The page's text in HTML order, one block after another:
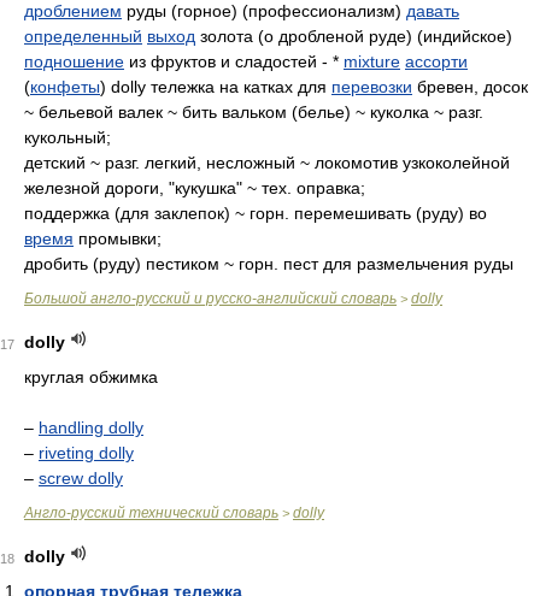
дроблением руды (горное) (профессионализм) давать
определенный выход золота (о дробленой руде) (индийское)
подношение из фруктов и сладостей - * mixture ассорти
(конфеты) dolly тележка на катках для перевозки бревен, досок
~ бельевой валек ~ бить вальком (белье) ~ куколка ~ разг.
кукольный;
детский ~ разг. легкий, несложный ~ локомотив узкоколейной
железной дороги, "кукушка" ~ тех. оправка;
поддержка (для заклепок) ~ горн. перемешивать (руду) во
время промывки;
дробить (руду) пестиком ~ горн. пест для размельчения руды
Большой англо-русский и русско-английский словарь > dolly
17
dolly
круглая обжимка
– handling dolly
– riveting dolly
– screw dolly
Англо-русский технический словарь > dolly
18
dolly
опорная трубная тележка